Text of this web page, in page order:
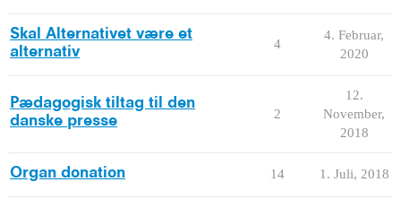
Skal Alternativet være et
alternativ
4
4. Februar,
2020
Pædagogisk tiltag til den
danske presse
2
12.
November,
2018
Organ donation 14 1. Juli, 2018